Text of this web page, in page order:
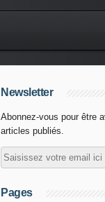
Newsletter
Abonnez-vous pour être
articles publiés.
Pages